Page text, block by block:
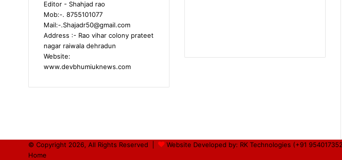
Editor - Shahjad rao
Mob:-. 8755101077
Mail:-.Shajadr50@gmail.com
Address :- Rao vihar colony prateet
nagar raiwala dehradun
Website:
www.devbhumiuknews.com
© Copyright 2026, All Rights Reserved |
Website Developed by: RK Technologies (+91
Home